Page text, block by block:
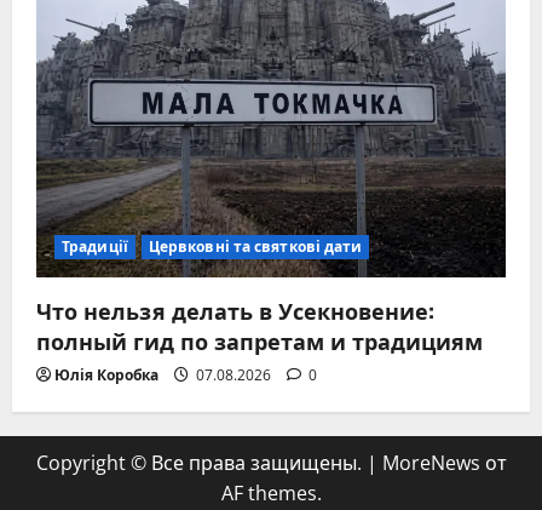
Традиції Цервковні та святкові дати
Что нельзя делать в Усекновение:
полный гид по запретам и традициям
Юлія Коробка 07.08.2026 0
Copyright © Все права защищены. | MoreNews от
AF themes.